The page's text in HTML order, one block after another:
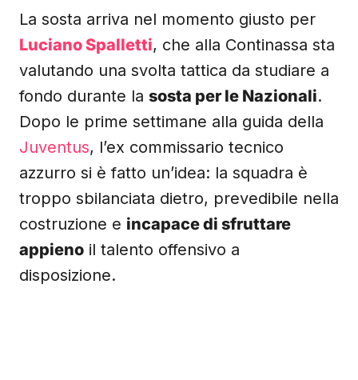
La sosta arriva nel momento giusto per
Luciano Spalletti, che alla Continassa sta
valutando una svolta tattica da studiare a
fondo durante la sosta per le Nazionali.
Dopo le prime settimane alla guida della
Juventus, l’ex commissario tecnico
azzurro si è fatto un’idea: la squadra è
troppo sbilanciata dietro, prevedibile nella
costruzione e incapace di sfruttare
appieno il talento offensivo a
disposizione.